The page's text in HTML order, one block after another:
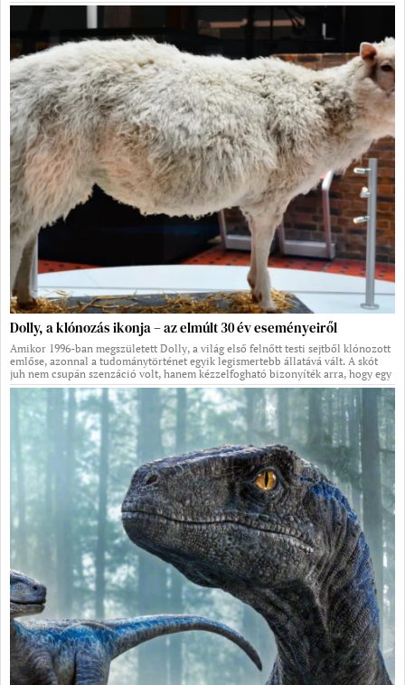
Dolly, a klónozás ikonja – az elmúlt 30 év eseményeiről
Amikor 1996-ban megszületett Dolly, a világ első felnőtt testi sejtből klónozott
emlőse, azonnal a tudománytörténet egyik legismertebb állatává vált. A skót
juh nem csupán szenzáció volt, hanem kézzelfogható bizonyíték arra, hogy egy